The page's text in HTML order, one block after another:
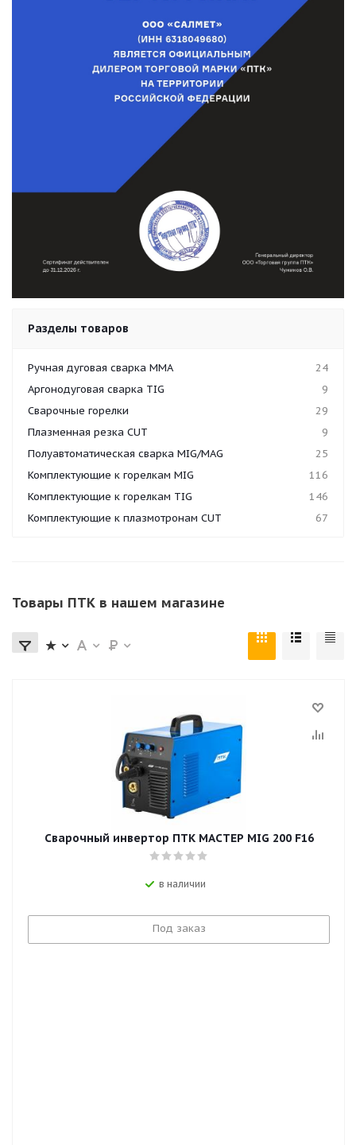
Разделы товаров
Ручная дуговая сварка MMA
24
Аргонодуговая сварка TIG
9
Сварочные горелки
29
Плазменная резка CUT
9
Полуавтоматическая сварка MIG/MAG
25
Комплектующие к горелкам MIG
116
Комплектующие к горелкам TIG
146
Комплектующие к плазмотронам CUT
67
Товары ПТК в нашем магазине
Сварочный инвертор ПТК МАСТЕР MIG 200 F16
в наличии
Под заказ